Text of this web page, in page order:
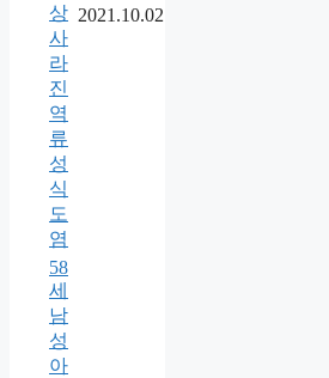
상
사
라
진
역
류
성
식
도
염
2021.10.02
58
세
남
성
아